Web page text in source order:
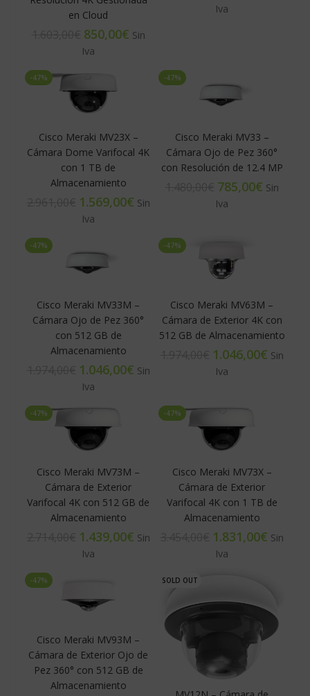
en Cloud
850,00€
-47%
Cisco Meraki MV23X –
Cámara Dome Varifocal 4K
con 1 TB de
Almacenamiento
1.569,00€
-47%
Cisco Meraki MV33 –
Cámara Ojo de Pez 360°
con Resolución de 12.4 MP
785,00€
-47%
Cisco Meraki MV33M –
Cámara Ojo de Pez 360°
con 512 GB de
Almacenamiento
1.046,00€
-47%
Cisco Meraki MV63M –
Cámara de Exterior 4K con
512 GB de Almacenamiento
1.046,00€
-47%
Cisco Meraki MV73M –
Cámara de Exterior
Varifocal 4K con 512 GB de
Almacenamiento
1.439,00€
-47%
Cisco Meraki MV73X –
Cámara de Exterior
Varifocal 4K con 1 TB de
Almacenamiento
1.831,00€
-47%
Cisco Meraki MV93M –
Cámara de Exterior Ojo de
Pez 360° con 512 GB de
Almacenamiento
SOLD OUT